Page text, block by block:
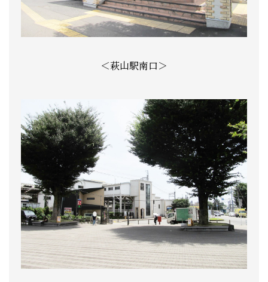
＜萩山駅南口＞